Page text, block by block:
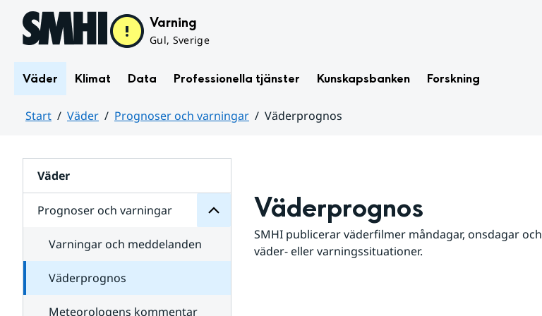
Hoppa till sidans innehåll Varning
Gul, Sverige
Väder Klimat Data Professionella tjänster Kunskapsbanken Forskning
Start Väder Prognoser och varningar
Väderprognos
Väder
Prognoser och varningar
för
varningar
Varningar och meddelanden
Väderprognos
Meteorologens kommentar
Väderprognos
SMHI publicerar väderfilmer måndagar, onsdagar
väder- eller varningssituationer.